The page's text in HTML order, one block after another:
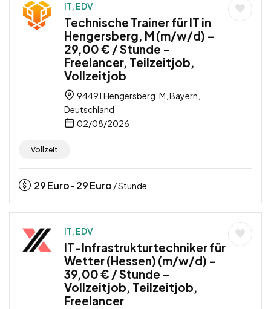
IT, EDV
Technische Trainer für IT in
Hengersberg, M (m/w/d) –
29,00 € / Stunde –
Freelancer, Teilzeitjob,
Vollzeitjob
94491 Hengersberg, M, Bayern,
Deutschland
02/08/2026
Vollzeit
29Euro - 29Euro / Stunde
IT, EDV
IT-Infrastrukturtechniker für
Wetter (Hessen) (m/w/d) –
39,00 € / Stunde –
Vollzeitjob, Teilzeitjob,
Freelancer